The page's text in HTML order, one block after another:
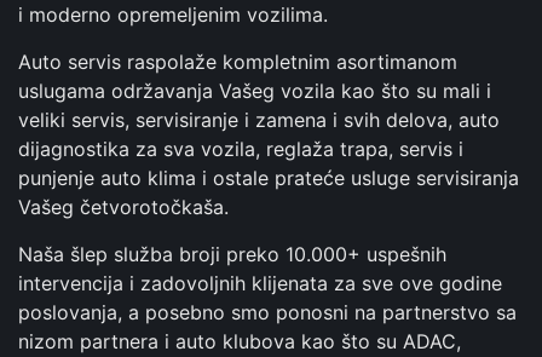
i moderno opremeljenim vozilima.
Auto servis raspolaže kompletnim asortimanom
uslugama održavanja Vašeg vozila kao što su mali i
veliki servis, servisiranje i zamena i svih delova, auto
dijagnostika za sva vozila, reglaža trapa, servis i
punjenje auto klima i ostale prateće usluge servisiranja
Vašeg četvorotočkaša.
Naša šlep služba broji preko 10.000+ uspešnih
intervencija i zadovoljnih klijenata za sve ove godine
poslovanja, a posebno smo ponosni na partnerstvo sa
nizom partnera i auto klubova kao što su ADAC,